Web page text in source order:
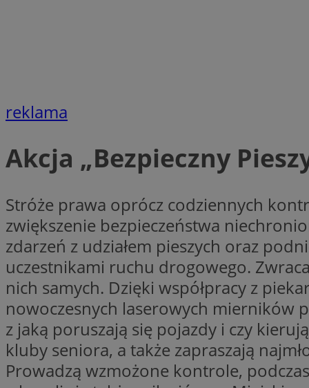
reklama
Akcja „Bezpieczny
Stróże prawa oprócz codziennych
zwiększenie bezpieczeństwa
zdarzeń z udziałem pieszych oraz
uczestnikami ruchu drogowego.
nich samych. Dzięki współpracy z
nowoczesnych laserowych mierników
z jaką poruszają się pojazdy i czy
kluby seniora, a także zapraszają
Prowadzą wzmożone kontrole,
Nazwa
sa-user-id-v3
_clck
_clsk
Nazwa
ROLLOUT_TOKEN
tuuid
tuuid
OAID
Nazwa
openstat_gid
__mguid_
__mguid_